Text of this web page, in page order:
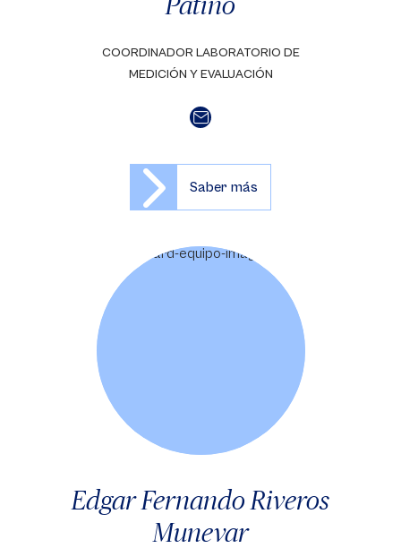
COORDINADOR LABORATORIO DE
MEDICIÓN Y EVALUACIÓN
Saber más
Edgar Fernando Riveros
Munevar